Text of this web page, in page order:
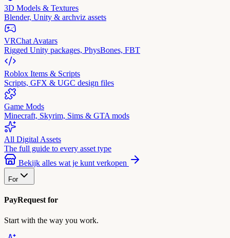
3D Models & Textures
Blender, Unity & archviz assets
VRChat Avatars
Rigged Unity packages, PhysBones, FBT
Roblox Items & Scripts
Scripts, GFX & UGC design files
Game Mods
Minecraft, Skyrim, Sims & GTA mods
All Digital Assets
The full guide to every asset type
Bekijk alles wat je kunt verkopen
For
PayRequest for
Start with the way you work.